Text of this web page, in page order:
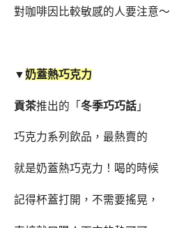
對咖啡因比較敏感的人要注意～
▼奶蓋熱巧克力
貢茶推出的「 冬季巧巧話 」
巧克力系列飲品，最熱賣的
就是奶蓋熱巧克力！喝的時候
記得杯蓋打開，不需要搖晃，